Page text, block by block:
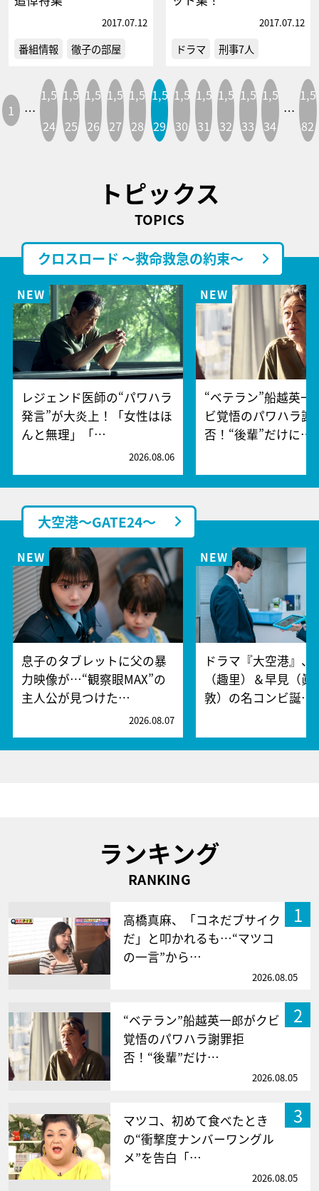
2017.07.12
番組情報 徹子の部屋
2017.07.12
ドラマ 刑事7人
1 …
1,5
24
1,5
25
1,5
26
1,5
27
1,5
28
1,5
29
1,5
30
1,5
31
1,5
32
1,5
33
1,5
34
…
1,5
82
トピックス
TOPICS
クロスロード ～救命救急の約束～
レジェンド医師の“パワハラ
発言”が大炎上！「女性はほ
んと無理」「…
2026.08.06
“ベテラン”船越英一
ビ覚悟のパワハラ謝
否！“後輩”だけに…
大空港～GATE24～
息子のタブレットに父の暴
力映像が…“観察眼MAX”の
主人公が見つけた…
2026.08.07
ドラマ『大空港』、
（趣里）＆早見（眞
敦）の名コンビ誕…
ランキング
RANKING
1
高橋真麻、「コネだブサイク
だ」と叩かれるも…“マツコ
の一言”から…
2026.08.05
2
“ベテラン”船越英一郎がクビ
覚悟のパワハラ謝罪拒
否！“後輩”だけ…
2026.08.05
3
マツコ、初めて食べたとき
の“衝撃度ナンバーワングル
メ”を告白「…
2026.08.05